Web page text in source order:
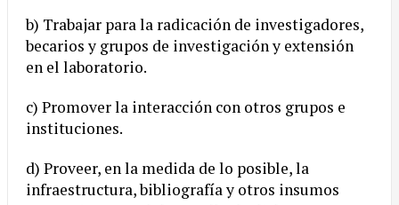
b) Trabajar para la radicación de investigadores,
becarios y grupos de investigación y extensión
en el laboratorio.
c) Promover la interacción con otros grupos e
instituciones.
d) Proveer, en la medida de lo posible, la
infraestructura, bibliografía y otros insumos